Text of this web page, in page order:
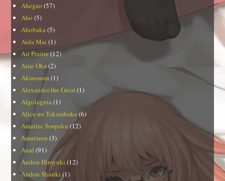
Ahegao (57)
Aho (5)
Ahobaka(5)
Aida Mai (1)
Air Praitre(12)
Aiue Oka(2)
Akinosora(1)
Alexander the Great (1)
Algolagnia(1)
Alice no Takarabako (6)
Amarini Senpaku (12)
Amatarou (3)
Anal (91)
Andou Hiroyuki (12)
Andou Shuuki (1)